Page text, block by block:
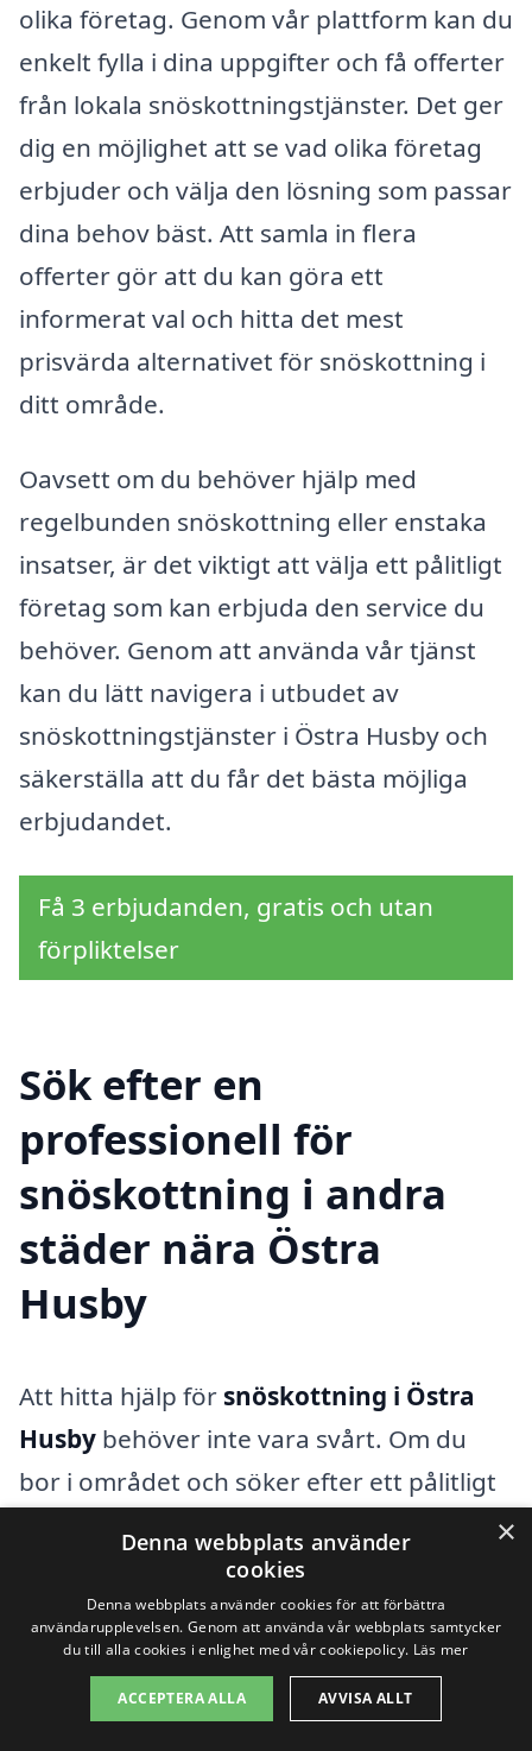
olika företag. Genom vår plattform kan du
enkelt fylla i dina uppgifter och få offerter
från lokala snöskottningstjänster. Det ger
dig en möjlighet att se vad olika företag
erbjuder och välja den lösning som passar
dina behov bäst. Att samla in flera
offerter gör att du kan göra ett
informerat val och hitta det mest
prisvärda alternativet för snöskottning i
ditt område.
Oavsett om du behöver hjälp med
regelbunden snöskottning eller enstaka
insatser, är det viktigt att välja ett pålitligt
företag som kan erbjuda den service du
behöver. Genom att använda vår tjänst
kan du lätt navigera i utbudet av
snöskottningstjänster i Östra Husby och
säkerställa att du får det bästa möjliga
erbjudandet.
Få 3 erbjudanden, gratis och utan
förpliktelser
Sök efter en
professionell för
snöskottning i andra
städer nära Östra
Husby
Att hitta hjälp för snöskottning i Östra
Husby behöver inte vara svårt. Om du
bor i området och söker efter ett pålitligt
snöskottningen, kan det vara fördelaktigt
att även överväga företag i närliggande
städer. Det kan ge dig fler alternativ och
möjligheten att jämföra priser och
×
Denna webbplats använder
cookies
Denna webbplats använder cookies för att förbättra
användarupplevelsen. Genom att använda vår webbplats samtycker
du till alla cookies i enlighet med vår cookiepolicy. Läs mer
ACCEPTERA ALLA AVVISA ALLT